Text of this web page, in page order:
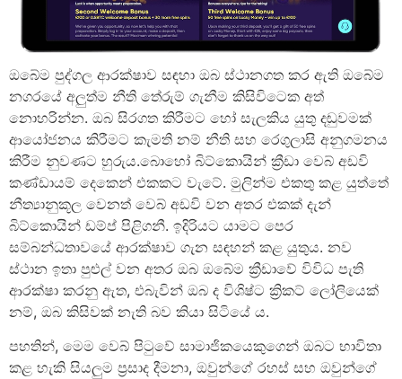
ඔබේම පුද්ගල ආරක්ෂාව සඳහා ඔබ ස්ථානගත කර ඇති ඔබේම
නගරයේ අලුත්ම නීති තේරුම් ගැනීම කිසිවිටෙක අත්
නොහරින්න. ඔබ සිරගත කිරීමට හෝ සැලකිය යුතු දඬුවමක්
ආයෝජනය කිරීමට කැමති නම් නීති සහ රෙගුලාසි අනුගමනය
කිරීම නුවණට හුරුය.බොහෝ බිට්කොයින් ක්‍රීඩා වෙබ් අඩවි
කණ්ඩායම් දෙකෙන් එකකට වැටේ. මුලින්ම එකතු කළ යුත්තේ
නීත්‍යානුකූල වෙනත් වෙබ් අඩවි වන අතර එකක් දැන්
බිට්කොයින් ඩම්ප් පිළිගනී. ඉදිරියට යාමට පෙර
සම්බන්ධතාවයේ ආරක්ෂාව ගැන සඳහන් කළ යුතුය. නව
ස්ථාන ඉතා පුළුල් වන අතර ඔබ ඔබේම ක්‍රීඩාවේ විවිධ පැති
ආරක්ෂා කරනු ඇත, එබැවින් ඔබ ද විශිෂ්ට ක්‍රිකට් ලෝලියෙක්
නම්, ඔබ කිසිවක් නැති බව කියා සිටියේ ය.
පහතින්, මෙම වෙබ් පිටුවේ සාමාජිකයෙකුගෙන් ඔබට භාවිතා
කළ හැකි සියලුම ප්‍රසාද දීමනා, ඔවුන්ගේ රහස් සහ ඔවුන්ගේ